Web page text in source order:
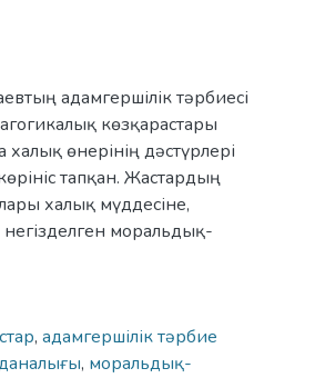
адамгершілік тәрбиесі
көзқарастары
өнерінің дәстүрлері
тапқан. Жастардың
халық мүддесіне,
моральдық-
, адамгершілік тәрбие
, моральдық-